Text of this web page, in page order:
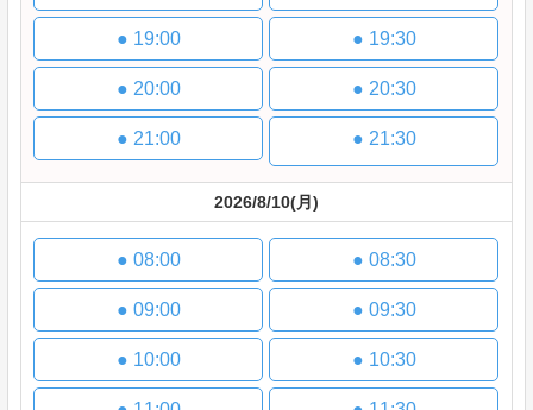
● 19:00 ● 19:30
● 20:00 ● 20:30
● 21:00 ● 21:30
2026/8/10(月)
● 08:00 ● 08:30
● 09:00 ● 09:30
● 10:00 ● 10:30